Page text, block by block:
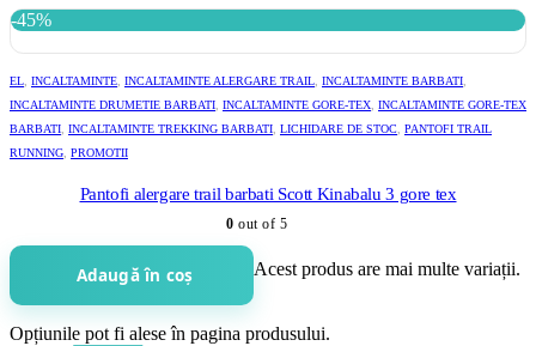
-45%
EL INCALTAMINTE INCALTAMINTE ALERGARE TRAIL INCALTAMINTE BARBATI
INCALTAMINTE DRUMETIE BARBATI INCALTAMINTE GORE-TEX INCALTAMINTE GORE-TEX
BARBATI INCALTAMINTE TREKKING BARBATI LICHIDARE DE STOC PANTOFI TRAIL
RUNNING PROMOTII
Pantofi alergare trail barbati Scott Kinabalu 3 gore tex
0 out of 5
Adaugă în coș Acest produs are mai multe variații.
Opțiunile pot fi alese în pagina produsului.